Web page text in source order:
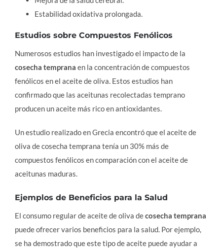
Estabilidad oxidativa prolongada.
Estudios sobre Compuestos Fenólicos
Numerosos estudios han investigado el impacto de la
cosecha temprana en la concentración de compuestos
fenólicos en el aceite de oliva. Estos estudios han
confirmado que las aceitunas recolectadas temprano
producen un aceite más rico en antioxidantes.
Un estudio realizado en Grecia encontró que el aceite de
oliva de cosecha temprana tenía un 30% más de
compuestos fenólicos en comparación con el aceite de
aceitunas maduras.
Ejemplos de Beneficios para la Salud
El consumo regular de aceite de oliva decosecha temprana
puede ofrecer varios beneficios para la salud. Por ejemplo,
se ha demostrado que este tipo de aceite puede ayudar a